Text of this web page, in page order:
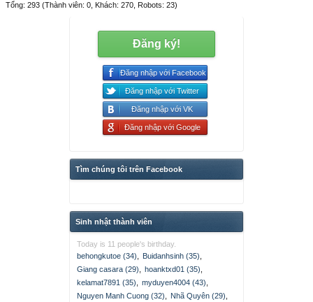
Tổng: 293 (Thành viên: 0, Khách: 270, Robots: 23)
Đăng ký!
Đăng nhập với Facebook
Đăng nhập với Twitter
Đăng nhập với VK
Đăng nhập với Google
Tìm chúng tôi trên Facebook
Sinh nhật thành viên
Today is 11 people's birthday.
behongkutoe (34)
Buidanhsinh (35)
Giang casara (29)
hoanktxd01 (35)
kelamat7891 (35)
myduyen4004 (43)
Nguyen Manh Cuong (32)
Nhã Quyên (29)